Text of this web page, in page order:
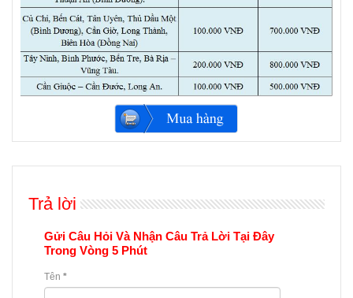
Trả lời
Gửi Câu Hỏi Và Nhận Câu Trả Lời Tại Đây
Trong Vòng 5 Phút
Tên *